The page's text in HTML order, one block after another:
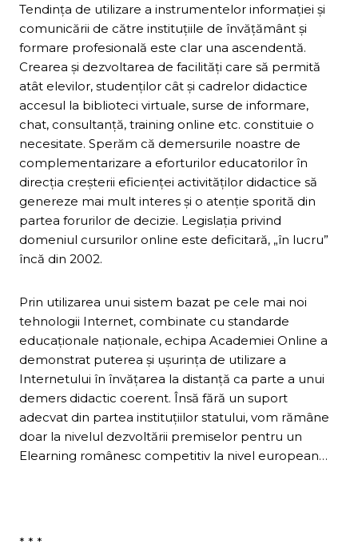
Tendinţa de utilizare a instrumentelor informaţiei şi
comunicării de către instituţiile de învăţământ şi
formare profesională este clar una ascendentă.
Crearea şi dezvoltarea de facilităţi care să permită
atât elevilor, studenţilor cât şi cadrelor didactice
accesul la biblioteci virtuale, surse de informare,
chat, consultanţă, training online etc. constituie o
necesitate. Sperăm că demersurile noastre de
complementarizare a eforturilor educatorilor în
direcţia creşterii eficienţei activităţilor didactice să
genereze mai mult interes şi o atenţie sporită din
partea forurilor de decizie. Legislaţia privind
domeniul cursurilor online este deficitară, „în lucru”
încă din 2002.
Prin utilizarea unui sistem bazat pe cele mai noi
tehnologii Internet, combinate cu standarde
educaţionale naţionale, echipa Academiei Online a
demonstrat puterea şi uşurinţa de utilizare a
Internetului în învăţarea la distanţă ca parte a unui
demers didactic coerent. Însă fără un suport
adecvat din partea instituţiilor statului, vom rămâne
doar la nivelul dezvoltării premiselor pentru un
Elearning românesc competitiv la nivel european…